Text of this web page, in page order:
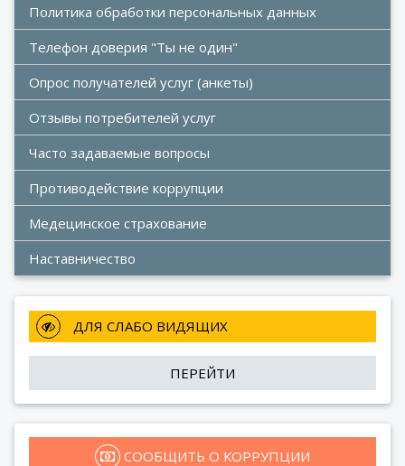
Политика обработки персональных данных
Телефон доверия "Ты не один"
Опрос получателей услуг (анкеты)
Отзывы потребителей услуг
Часто задаваемые вопросы
Противодействие коррупции
Медецинское страхование
Наставничество
ДЛЯ СЛАБО ВИДЯЩИХ
ПЕРЕЙТИ
СООБЩИТЬ О КОРРУПЦИИ